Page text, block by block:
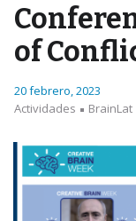
of
20 febrero, 2023
Actividades
BrainLat